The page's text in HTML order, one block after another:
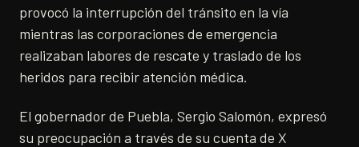
provocó la interrupción del tránsito en la vía
mientras las corporaciones de emergencia
realizaban labores de rescate y traslado de los
heridos para recibir atención médica.
El gobernador de Puebla, Sergio Salomón, expresó
su preocupación a través de su cuenta de X